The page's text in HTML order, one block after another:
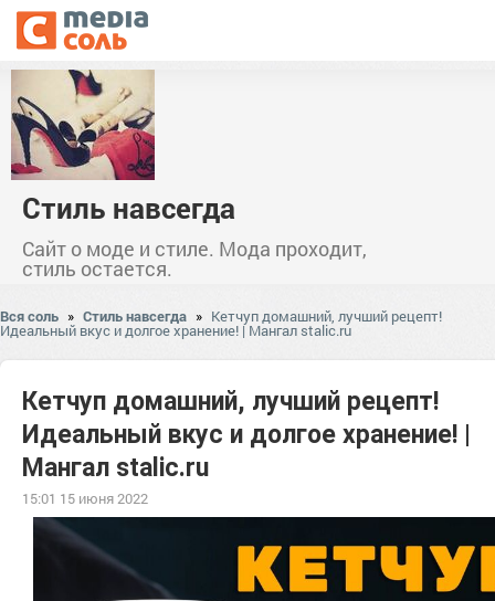
Стиль навсегда
Сайт о моде и стиле. Мода проходит,
стиль остается.
Вся соль » Стиль навсегда » Кетчуп домашний, лучший рецепт!
Идеальный вкус и долгое хранение! | Мангал stalic.ru
Кетчуп домашний, лучший рецепт!
Идеальный вкус и долгое хранение! |
Мангал stalic.ru
15:01 15 июня 2022